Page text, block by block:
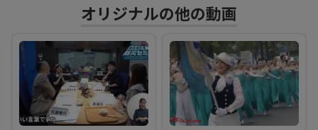
る
オリジナルの他の動画